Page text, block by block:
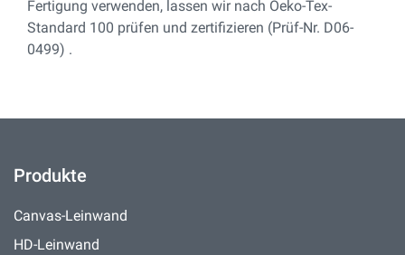
Fertigung verwenden, lassen wir nach Oeko-Tex-
Standard 100 prüfen und zertifizieren (Prüf-Nr. D06-
0499) .
Produkte
Canvas-Leinwand
HD-Leinwand